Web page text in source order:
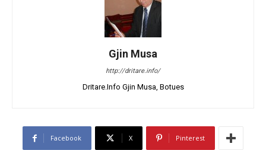
Gjin Musa
http://dritare.info/
Dritare.Info Gjin Musa, Botues
Facebook X Pinterest